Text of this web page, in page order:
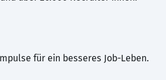
für ein besseres Job-Leben.